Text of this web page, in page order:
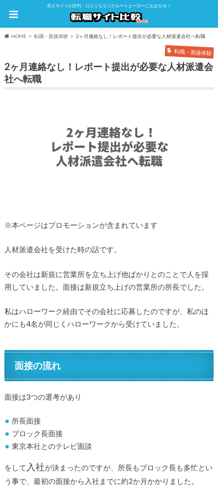
求人サイトの評判・口コミならリクルートヒーローにおまかせ！
HOME 転職・面接体験 2ヶ月連絡なし！レポート提出が必要な人材派遣会社へ転職
転職・面接体験
2ヶ月連絡なし！レポート提出が必要な人材派遣会
社へ転職
※本ページはプロモーションが含まれています
人材派遣会社を受けた時の話です。
その会社は新規に営業所を立ち上げ他ばかりとのことで人を採
用していました。面接は新規立ち上げの営業所の所長でした。
私はハローワーク経由でその会社に応募したのですが、私のほ
かにも4名が同じくハローワークから受けていました。
面接の流れ
面接は3つの選考があり
所長面接
ブロック長面接
東京本社とのテレビ面談
をして 入社が決まったのですが、所長もブロック長も多忙とい
う事で、最初の面接から入社までに約2か月かかりました。